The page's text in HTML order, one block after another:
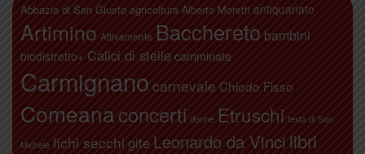
Abbazia di San Giusto agricoltura Alberto Moretti antiquariato
Artimino Attivamente Bacchereto bambini
biodistretto+ Calici di stelle camminate
Carmignano carnevale Chiodo Fisso
Comeanaconcerti donne Etruschi festa di San
Michele fichi secchi gite Leonardo da Vinci libri